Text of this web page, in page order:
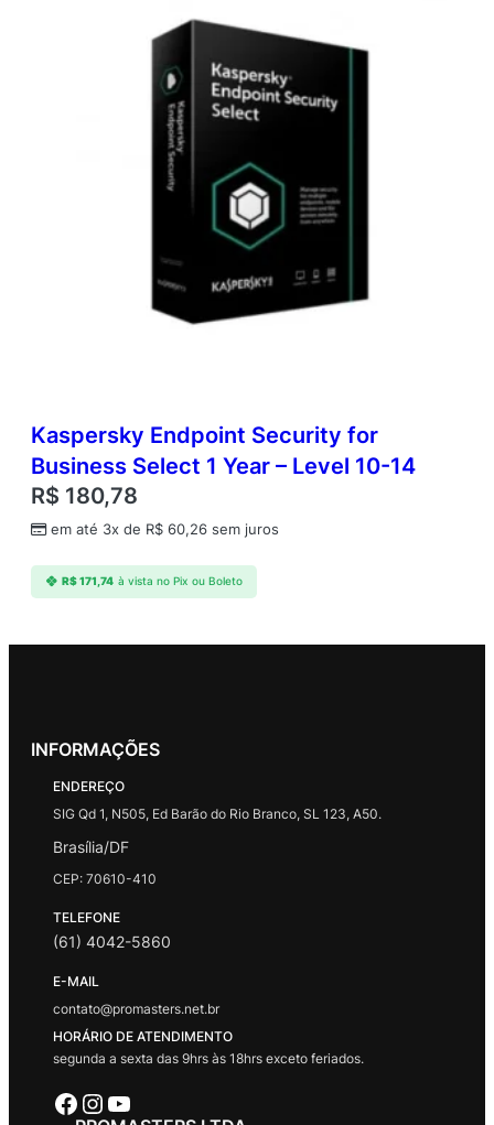
Kaspersky Endpoint Security for
Business Select 1 Year – Level 10-14
R$ 180,78
em até 3x de R$ 60,26 sem juros
R$171,74 à vista no Pix ou Boleto
INFORMAÇÕES
ENDEREÇO
SIG Qd 1, N505, Ed Barão do Rio Branco, SL 123, A50.
Brasília/DF
CEP: 70610-410
TELEFONE
(61) 4042-5860
E-MAIL
contato@promasters.net.br
HORÁRIO DE ATENDIMENTO
segunda a sexta das 9hrs às 18hrs exceto feriados.
Facebook Instagram Youtube